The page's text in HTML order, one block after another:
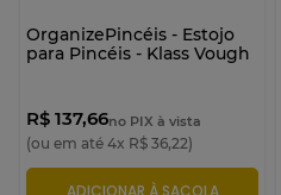
OrganizePincéis - Estojo
para Pincéis - Klass Vough
R$ 137,66no PIX à vista
(ou em até 4x R$ 36,22)
ADICIONAR À SACOLA